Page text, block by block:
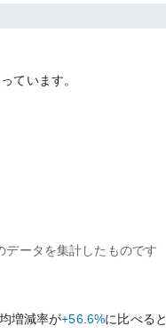
ています。
データを集計したものです
増減率が+56.6%に比べると